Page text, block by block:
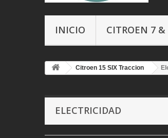
INICIO CITROEN 7 &
Citroen 15 SIX Traccion
ELECTRICIDAD